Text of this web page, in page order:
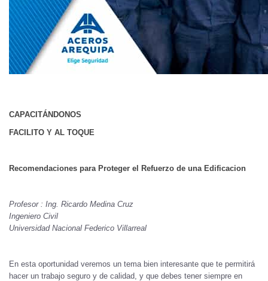
CAPACITÁNDONOS
FACILITO Y AL TOQUE
Recomendaciones para Proteger el Refuerzo de una Edificacion
Profesor : Ing. Ricardo Medina Cruz
Ingeniero Civil
Universidad Nacional Federico Villarreal
En esta oportunidad veremos un tema bien interesante que te permitirá
hacer un trabajo seguro y de calidad, y que debes tener siempre en